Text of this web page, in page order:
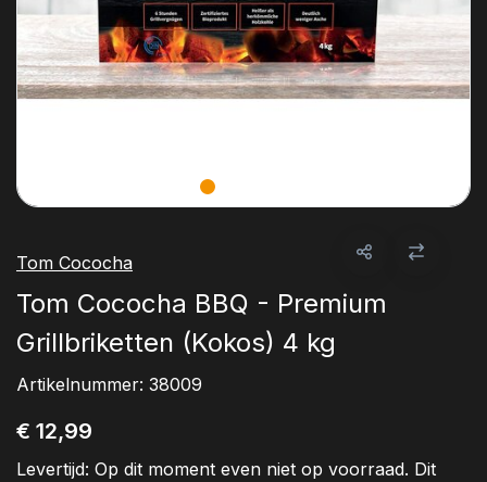
Tom Cococha
Tom Cococha BBQ - Premium
Grillbriketten (Kokos) 4 kg
Artikelnummer: 38009
€ 12,99
Levertijd: Op dit moment even niet op voorraad. Dit